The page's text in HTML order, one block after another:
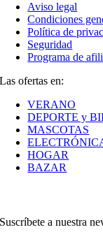
Aviso legal
Condiciones
Política de
Seguridad
Programa de
Las ofertas en:
VERANO
DEPORTE y
MASCOTAS
HOGAR
BAZAR
Suscríbete a nuestra